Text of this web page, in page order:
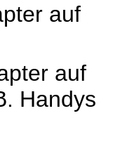
auf
auf
Handys